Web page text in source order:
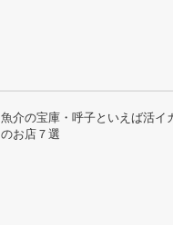
魚介の宝庫・呼子といえば活イ
のお店７選